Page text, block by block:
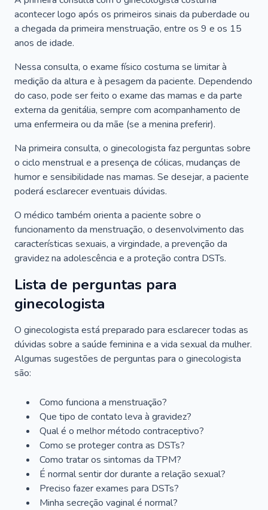
acontecer logo após os primeiros sinais da puberdade ou
a chegada da primeira menstruação, entre os 9 e os 15
anos de idade.
Nessa consulta, o exame físico costuma se limitar à
medição da altura e à pesagem da paciente. Dependendo
do caso, pode ser feito o exame das mamas e da parte
externa da genitália, sempre com acompanhamento de
uma enfermeira ou da mãe (se a menina preferir).
Na primeira consulta, o ginecologista faz perguntas sobre
o ciclo menstrual e a presença de cólicas, mudanças de
humor e sensibilidade nas mamas. Se desejar, a paciente
poderá esclarecer eventuais dúvidas.
O médico também orienta a paciente sobre o
funcionamento da menstruação, o desenvolvimento das
características sexuais, a virgindade, a prevenção da
gravidez na adolescência e a proteção contra DSTs.
Lista de perguntas para
ginecologista
O ginecologista está preparado para esclarecer todas as
dúvidas sobre a saúde feminina e a vida sexual da mulher.
Algumas sugestões de perguntas para o ginecologista
são:
Como funciona a menstruação?
Que tipo de contato leva à gravidez?
Qual é o melhor método contraceptivo?
Como se proteger contra as DSTs?
Como tratar os sintomas da TPM?
É normal sentir dor durante a relação sexual?
Preciso fazer exames para DSTs?
Minha secreção vaginal é normal?